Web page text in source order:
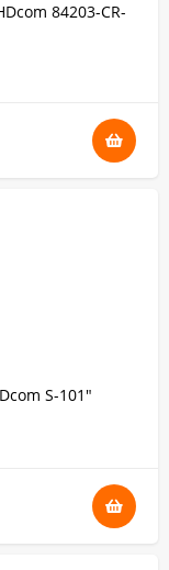
84203-CR-
S-101"